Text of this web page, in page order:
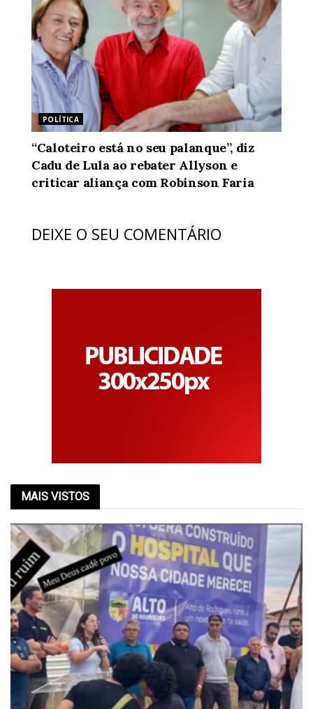
POLÍTICA
“Caloteiro está no seu palanque”, diz
Cadu de Lula ao rebater Allyson e
criticar aliança com Robinson Faria
DEIXE O SEU COMENTÁRIO
MAIS VISTOS